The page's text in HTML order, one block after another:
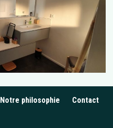
Notre philosophie
Contact